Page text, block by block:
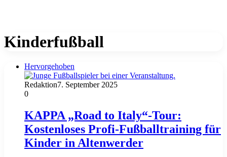
Kinderfußball
Hervorgehoben
Redaktion7. September 2025
0
KAPPA „Road to Italy“-Tour:
Kostenloses Profi-Fußballtraining für
Kinder in Altenwerder